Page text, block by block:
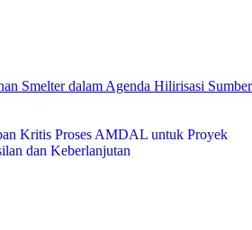
Smelter dalam Agenda Hilirisasi Sumber